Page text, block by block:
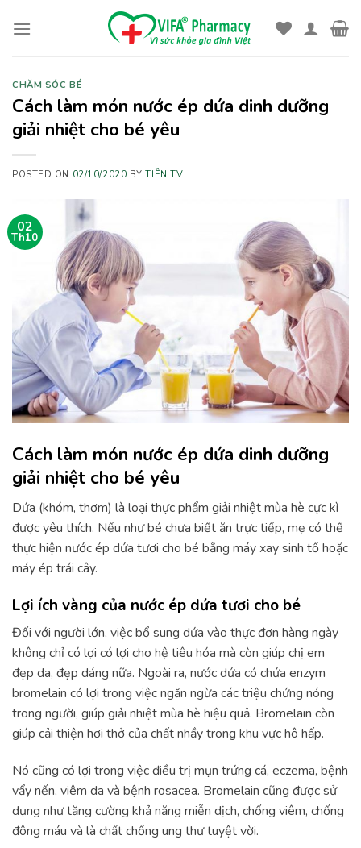
CHĂM SÓC BÉ
Cách làm món nước ép dứa dinh dưỡng
giải nhiệt cho bé yêu
POSTED ON 02/10/2020 BYTIÊN TV
02
Th10
Cách làm món nước ép dứa dinh dưỡng
giải nhiệt cho bé yêu
Dứa (khóm, thơm) là loại thực phẩm giải nhiệt mùa hè cực kì
được yêu thích. Nếu như bé chưa biết ăn trực tiếp, mẹ có thể
thực hiện nước ép dứa tươi cho bé bằng máy xay sinh tố hoặc
máy ép trái cây.
Lợi ích vàng của nước ép dứa tươi cho bé
Đối với người lớn, việc bổ sung dứa vào thực đơn hàng ngày
không chỉ có lợi có lợi cho hệ tiêu hóa mà còn giúp chị em
đẹp da, đẹp dáng nữa. Ngoài ra, nước dứa có chứa enzym
bromelain có lợi trong việc ngăn ngừa các triệu chứng nóng
trong người, giúp giải nhiệt mùa hè hiệu quả. Bromelain còn
giúp cải thiện hơi thở của chất nhầy trong khu vực hô hấp.
Nó cũng có lợi trong việc điều trị mụn trứng cá, eczema, bệnh
vẩy nến, viêm da và bệnh rosacea. Bromelain cũng được sử
dụng như tăng cường khả năng miễn dịch, chống viêm, chống
đông máu và là chất chống ung thư tuyệt vời.